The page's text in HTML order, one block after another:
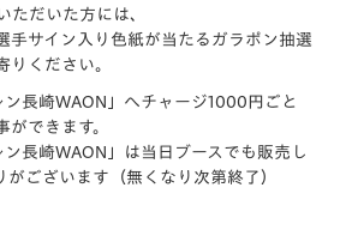
ただいた方には、
手サイン入り色紙が当たるガラポン抽選
りください。
長崎WAON」 へチャージ1000円ごと
ができます。
長崎WAON」
は当日ブースでも販売し
がございます（無くなり次第終了）